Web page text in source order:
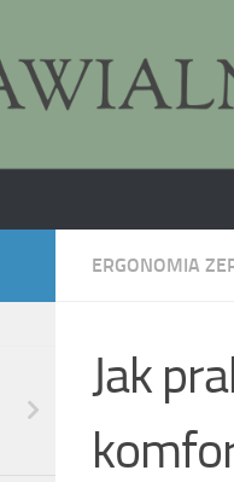
ERGONOMIA
Jak